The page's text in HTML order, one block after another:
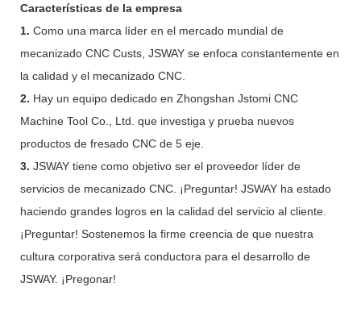
Características de la empresa
1. Como una marca líder en el mercado mundial de
mecanizado CNC Custs, JSWAY se enfoca constantemente en
la calidad y el mecanizado CNC.
2. Hay un equipo dedicado en Zhongshan Jstomi CNC
Machine Tool Co., Ltd. que investiga y prueba nuevos
productos de fresado CNC de 5 eje.
3. JSWAY tiene como objetivo ser el proveedor líder de
servicios de mecanizado CNC. ¡Preguntar! JSWAY ha estado
haciendo grandes logros en la calidad del servicio al cliente.
¡Preguntar! Sostenemos la firme creencia de que nuestra
cultura corporativa será conductora para el desarrollo de
JSWAY. ¡Pregonar!